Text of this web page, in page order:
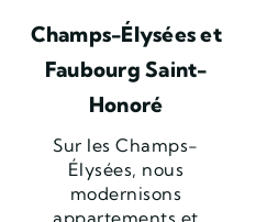
Champs-Élysées et
Faubourg Saint-
Honoré
Sur les Champs-
Élysées, nous
modernisons
appartements et